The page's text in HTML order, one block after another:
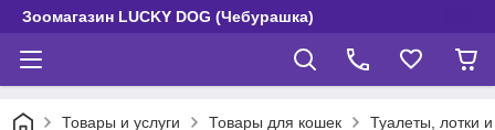
Зоомагазин LUCKY DOG (Чебурашка)
Товары и услуги Товары для кошек Туалеты, лотки